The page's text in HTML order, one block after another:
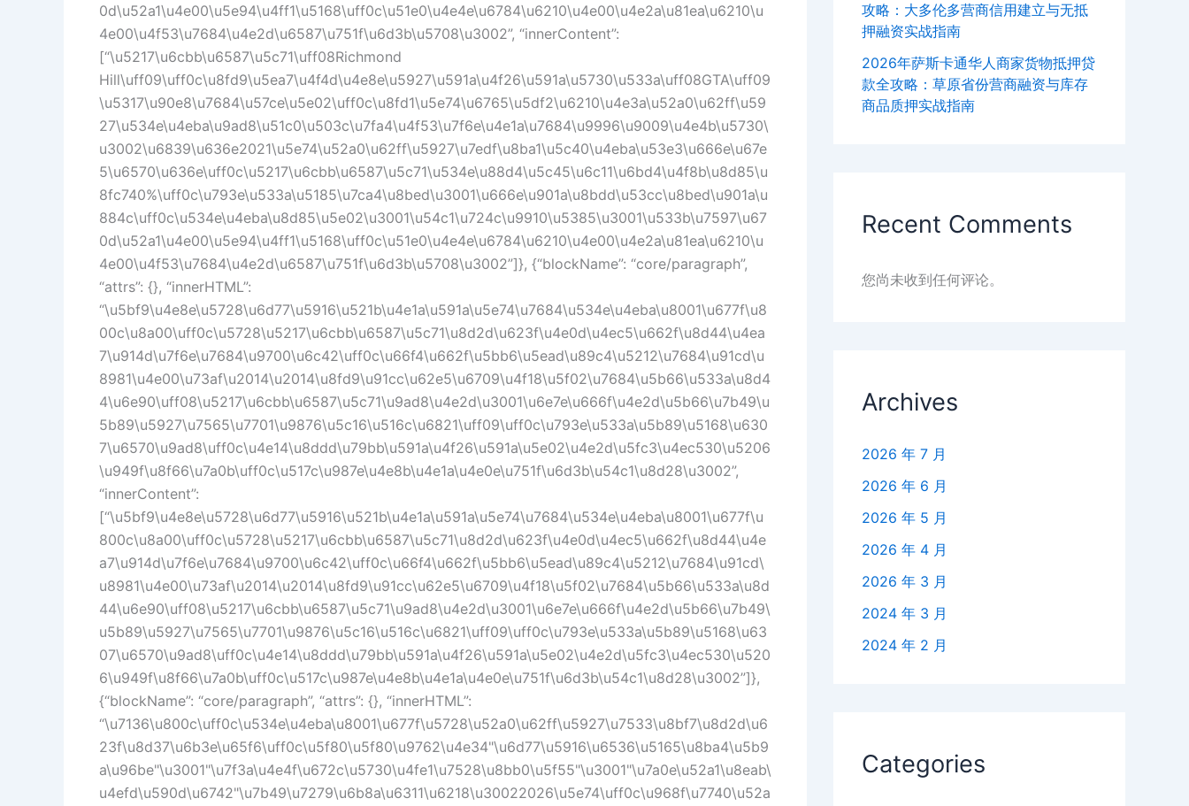
0d\u52a1\u4e00\u5e94\u4ff1\u5168\uff0c\u51e0\u4e4e\u6784\u6210\u4e00\u4e2a\u81ea\u6210\u
4e00\u4f53\u7684\u4e2d\u6587\u751f\u6d3b\u5708\u3002”, “innerContent”:
[“\u5217\u6cbb\u6587\u5c71\uff08Richmond
Hill\uff09\uff0c\u8fd9\u5ea7\u4f4d\u4e8e\u5927\u591a\u4f26\u591a\u5730\u533a\uff08GTA\uff09
\u5317\u90e8\u7684\u57ce\u5e02\uff0c\u8fd1\u5e74\u6765\u5df2\u6210\u4e3a\u52a0\u62ff\u59
27\u534e\u4eba\u9ad8\u51c0\u503c\u7fa4\u4f53\u7f6e\u4e1a\u7684\u9996\u9009\u4e4b\u5730\
u3002\u6839\u636e2021\u5e74\u52a0\u62ff\u5927\u7edf\u8ba1\u5c40\u4eba\u53e3\u666e\u67e
5\u6570\u636e\uff0c\u5217\u6cbb\u6587\u5c71\u534e\u88d4\u5c45\u6c11\u6bd4\u4f8b\u8d85\u
8fc740%\uff0c\u793e\u533a\u5185\u7ca4\u8bed\u3001\u666e\u901a\u8bdd\u53cc\u8bed\u901a\u
884c\uff0c\u534e\u4eba\u8d85\u5e02\u3001\u54c1\u724c\u9910\u5385\u3001\u533b\u7597\u67
0d\u52a1\u4e00\u5e94\u4ff1\u5168\uff0c\u51e0\u4e4e\u6784\u6210\u4e00\u4e2a\u81ea\u6210\u
4e00\u4f53\u7684\u4e2d\u6587\u751f\u6d3b\u5708\u3002”]}, {“blockName”: “core/paragraph”,
“attrs”: {}, “innerHTML”:
“\u5bf9\u4e8e\u5728\u6d77\u5916\u521b\u4e1a\u591a\u5e74\u7684\u534e\u4eba\u8001\u677f\u8
00c\u8a00\uff0c\u5728\u5217\u6cbb\u6587\u5c71\u8d2d\u623f\u4e0d\u4ec5\u662f\u8d44\u4ea
7\u914d\u7f6e\u7684\u9700\u6c42\uff0c\u66f4\u662f\u5bb6\u5ead\u89c4\u5212\u7684\u91cd\u
8981\u4e00\u73af\u2014\u2014\u8fd9\u91cc\u62e5\u6709\u4f18\u5f02\u7684\u5b66\u533a\u8d4
4\u6e90\uff08\u5217\u6cbb\u6587\u5c71\u9ad8\u4e2d\u3001\u6e7e\u666f\u4e2d\u5b66\u7b49\u
5b89\u5927\u7565\u7701\u9876\u5c16\u516c\u6821\uff09\uff0c\u793e\u533a\u5b89\u5168\u630
7\u6570\u9ad8\uff0c\u4e14\u8ddd\u79bb\u591a\u4f26\u591a\u5e02\u4e2d\u5fc3\u4ec530\u5206
\u949f\u8f66\u7a0b\uff0c\u517c\u987e\u4e8b\u4e1a\u4e0e\u751f\u6d3b\u54c1\u8d28\u3002”,
“innerContent”:
[“\u5bf9\u4e8e\u5728\u6d77\u5916\u521b\u4e1a\u591a\u5e74\u7684\u534e\u4eba\u8001\u677f\u
800c\u8a00\uff0c\u5728\u5217\u6cbb\u6587\u5c71\u8d2d\u623f\u4e0d\u4ec5\u662f\u8d44\u4e
a7\u914d\u7f6e\u7684\u9700\u6c42\uff0c\u66f4\u662f\u5bb6\u5ead\u89c4\u5212\u7684\u91cd\
u8981\u4e00\u73af\u2014\u2014\u8fd9\u91cc\u62e5\u6709\u4f18\u5f02\u7684\u5b66\u533a\u8d
44\u6e90\uff08\u5217\u6cbb\u6587\u5c71\u9ad8\u4e2d\u3001\u6e7e\u666f\u4e2d\u5b66\u7b49\
u5b89\u5927\u7565\u7701\u9876\u5c16\u516c\u6821\uff09\uff0c\u793e\u533a\u5b89\u5168\u63
07\u6570\u9ad8\uff0c\u4e14\u8ddd\u79bb\u591a\u4f26\u591a\u5e02\u4e2d\u5fc3\u4ec530\u520
6\u949f\u8f66\u7a0b\uff0c\u517c\u987e\u4e8b\u4e1a\u4e0e\u751f\u6d3b\u54c1\u8d28\u3002”]},
{“blockName”: “core/paragraph”, “attrs”: {}, “innerHTML”:
“\u7136\u800c\uff0c\u534e\u4eba\u8001\u677f\u5728\u52a0\u62ff\u5927\u7533\u8bf7\u8d2d\u6
23f\u8d37\u6b3e\u65f6\uff0c\u5f80\u5f80\u9762\u4e34"\u6d77\u5916\u6536\u5165\u8ba4\u5b9
a\u96be"\u3001"\u7f3a\u4e4f\u672c\u5730\u4fe1\u7528\u8bb0\u5f55"\u3001"\u7a0e\u52a1\u8eab\
u4efd\u590d\u6742"\u7b49\u7279\u6b8a\u6311\u6218\u30022026\u5e74\uff0c\u968f\u7740\u52a
攻略：大多伦多营商信用建立与无抵
押融资实战指南
2026年萨斯卡通华人商家货物抵押贷
款全攻略：草原省份营商融资与库存
商品质押实战指南
Recent Comments
您尚未收到任何评论。
Archives
2026 年 7 月
2026 年 6 月
2026 年 5 月
2026 年 4 月
2026 年 3 月
2024 年 3 月
2024 年 2 月
Categories